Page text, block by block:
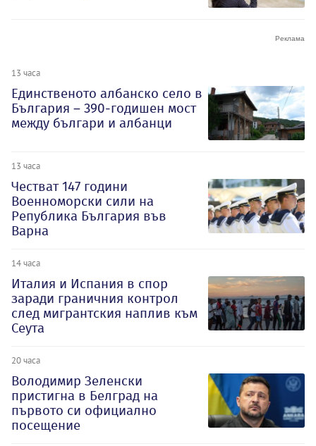
13 часа
Единственото албанско село в
България – 390-годишен мост
между българи и албанци
13 часа
Честват 147 години
Военноморски сили на
Република България във
Варна
14 часа
Италия и Испания в спор
заради граничния контрол
след мигрантския наплив към
Сеута
20 часа
Володимир Зеленски
пристигна в Белград на
първото си официално
посещение